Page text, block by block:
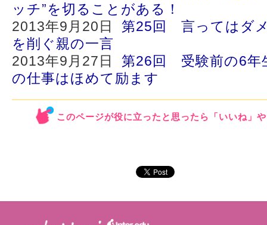
ッチ”を切ることがある！
2013年9月20日 第25回 言ってはダ
を削ぐ親の一言
2013年9月27日 第26回 受験前の6
の仕事はほめて励ます
このページが役に立ったと思ったら「いいね」